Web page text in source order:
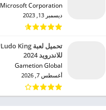
Microsoft Corporation‏
ديسمبر 13, 2023
للاندرويد 2024
Gametion Global‏
أغسطس 7, 2026